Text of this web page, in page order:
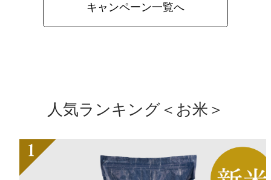
キャンペーン一覧へ
人気ランキング＜お米＞